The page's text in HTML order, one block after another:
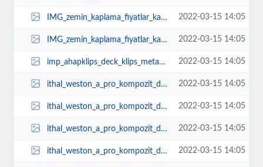
IMG_zemin_kaplama_fiyatlar_kaliteli_krrlmaz_dayankl_zemin_kaplama_parke_deck_... 2022-03-15 14:05
IMG_zemin_kaplama_fiyatlar_kaliteli_krrlmaz_dayankl_zemin_kaplama_parke_deck_... 2022-03-15 14:05
imp_ahapklips_deck_klips_metak_klips_klip_fiyatlarwoodahapirekoceviz.jpg 2022-03-15 14:05
ithal_weston_a_pro_kompozit_deck_zemin_kaplama_kaliteli_pahal_fiyatlar_iyi_ma... 2022-03-15 14:05
ithal_weston_a_pro_kompozit_deck_zemin_kaplama_kaliteli_pahal_fiyatlar_iyi_ma... 2022-03-15 14:05
ithal_weston_a_pro_kompozit_deck_zemin_kaplama_kaliteli_pahal_fiyatlar_iyi_ma... 2022-03-15 14:05
ithal_weston_a_pro_kompozit_deck_zemin_kaplama_kaliteli_pahal_fiyatlar_iyi_ma... 2022-03-15 14:05